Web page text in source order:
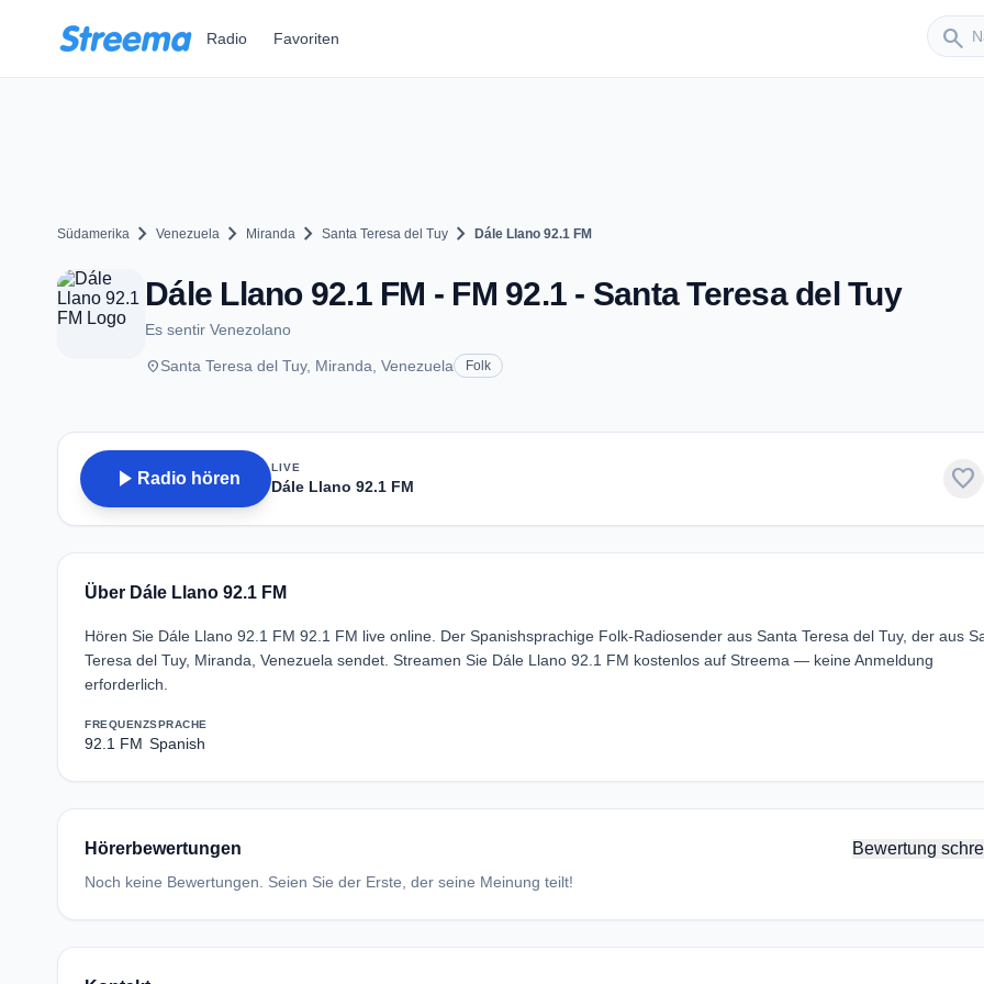
Radio Favoriten search
Sender
Südamerika chevron_right Venezuela chevron_right Miranda chevron_right Santa Teresa del Tuy chevron_right Dále Llano 92.1 FM
Dále Llano 92.1 FM - FM 92.1 - Santa Teresa del Tuy
Es sentir Venezolano
placeSanta Teresa del Tuy, Miranda, Venezuela Folk
play_arrow Radio hören
LIVE
Dále Llano 92.1 FM favorite
Über Dále Llano 92.1 FM
Hören Sie Dále Llano 92.1 FM 92.1 FM live online. Der Spanishsprachige Folk-Radiosender aus Santa Teresa del Tuy, der aus
Teresa del Tuy, Miranda, Venezuela sendet. Streamen Sie Dále Llano 92.1 FM kostenlos auf Streema — keine Anmeldung
erforderlich.
FREQUENZ
92.1 FM
SPRACHE
Spanish
Hörerbewertungen Bewertung
Noch keine Bewertungen. Seien Sie der Erste, der seine Meinung teilt!